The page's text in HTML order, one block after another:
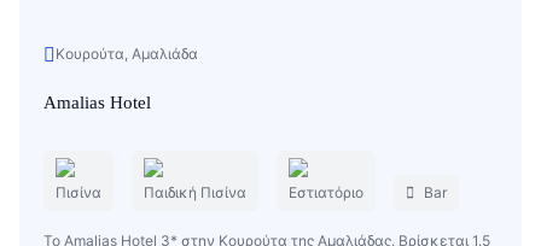
Κουρούτα, Αμαλιάδα
Amalias Hotel
Πισίνα Παιδική Πισίνα Εστιατόριο Bar
Το Amalias Hotel 3* στην Κουρούτα της Αμαλιάδας. Βρίσκεται 1.5